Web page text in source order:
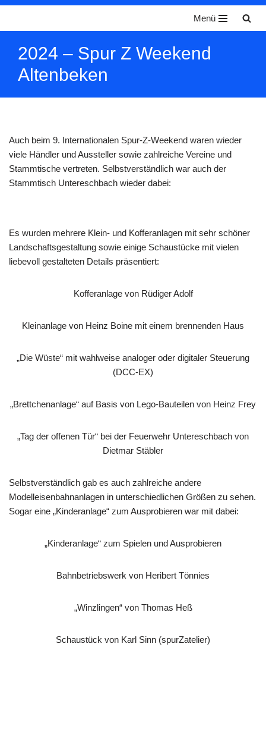
Zum
Inhalt
springen
Menü
2024 – Spur Z Weekend
Altenbeken
Auch beim 9. Internationalen Spur-Z-Weekend waren wieder
viele Händler und Aussteller sowie zahlreiche Vereine und
Stammtische vertreten. Selbstverständlich war auch der
Stammtisch Untereschbach wieder dabei:
Es wurden mehrere Klein- und Kofferanlagen mit sehr schöner
Landschaftsgestaltung sowie einige Schaustücke mit vielen
liebevoll gestalteten Details präsentiert:
Kofferanlage von Rüdiger Adolf
Kleinanlage von Heinz Boine mit einem brennenden Haus
„Die Wüste“ mit wahlweise analoger oder digitaler Steuerung
(DCC-EX)
„Brettchenanlage“ auf Basis von Lego-Bauteilen von Heinz Frey
„Tag der offenen Tür“ bei der Feuerwehr Untereschbach von
Dietmar Stäbler
Selbstverständlich gab es auch zahlreiche andere
Modelleisenbahnanlagen in unterschiedlichen Größen zu sehen.
Sogar eine „Kinderanlage“ zum Ausprobieren war mit dabei:
„Kinderanlage“ zum Spielen und Ausprobieren
Bahnbetriebswerk von Heribert Tönnies
„Winzlingen“ von Thomas Heß
Schaustück von Karl Sinn (spurZatelier)